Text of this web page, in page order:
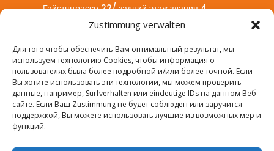
Zustimmung verwalten
Для того чтобы обеспечить Вам оптимальный результат, мы
используем технологию Cookies, чтобы информация о
пользователях была более подробной и/или более точной. Если
Вы хотите использовать эти технологии, мы можем проверить
данные, например, Surfverhalten или eindeutige IDs на данном Веб-
сайте. Если Ваш Zustimmung не будет соблюден или заручится
поддержкой, Вы можете использовать лучшие из возможных мер и
функций.
Гайстштрассе 22/ задний этаж здания 4
06108 Галле (Заале)
УСЛУГИ:
 Консультирование
 Дальнейшее обучение
 Интеграционные курсы